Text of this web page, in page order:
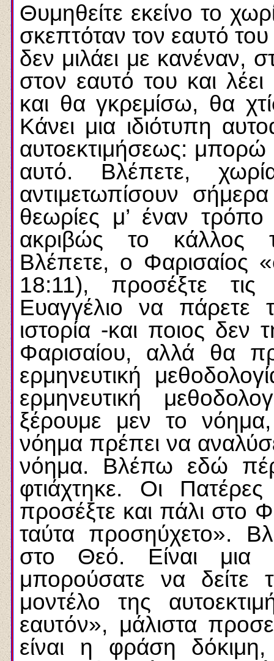
Θυμηθείτε εκείνο το
σκεπτόταν τον εαυτό
δεν μιλάει με κανέναν,
στον εαυτό του και
και θα γκρεμίσω, θα
Κάνει μια ιδιότυπη
αυτοεκτιμήσεως: μπορώ
αυτό. Βλέπετε,
αντιμετωπίσουν
θεωρίες μ’ έναν τρόπο
ακριβώς το κάλλος
Βλέπετε, ο Φαρισαίος
18:11), προσέξτε τις
Ευαγγέλιο να πάρετε
ιστορία -και ποιος δεν
Φαρισαίου, αλλά θα
ερμηνευτική
ερμηνευτική
ξέρουμε μεν το
νόημα πρέπει να
νόημα. Βλέπω εδώ
φτιάχτηκε. Οι
προσέξτε και πάλι στο
ταύτα προσηύχετο».
στο Θεό. Είναι μια
μπορούσατε να δείτε
μοντέλο της
εαυτόν», μάλιστα
είναι η φράση δόκιμη,